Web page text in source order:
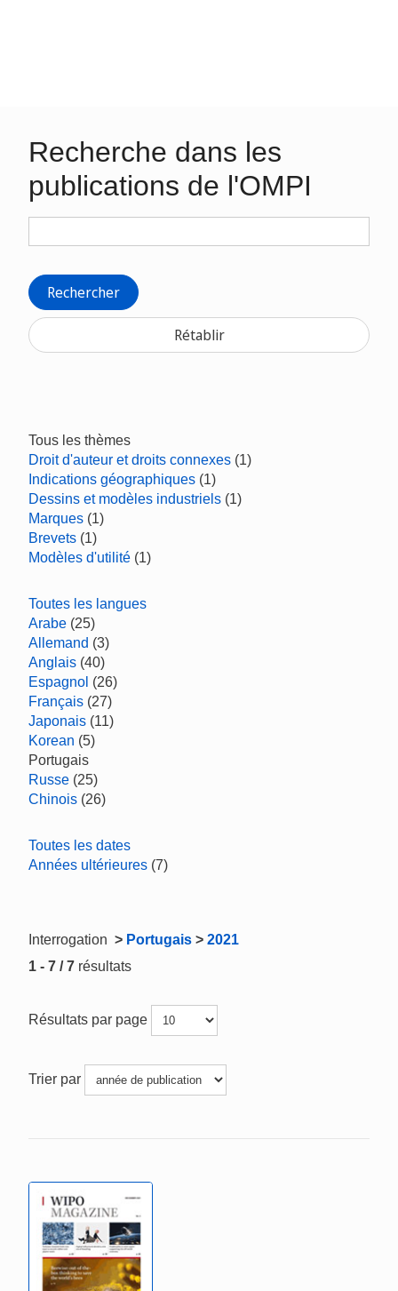
Recherche dans les
publications de l'OMPI
Rechercher
Rétablir
Tous les thèmes
Droit d'auteur et droits connexes (1)
Indications géographiques (1)
Dessins et modèles industriels (1)
Marques (1)
Brevets (1)
Modèles d'utilité (1)
Toutes les langues
Arabe (25)
Allemand (3)
Anglais (40)
Espagnol (26)
Français (27)
Japonais (11)
Korean (5)
Portugais
Russe (25)
Chinois (26)
Toutes les dates
Années ultérieures (7)
Interrogation > Portugais > 2021
1 - 7 / 7 résultats
Résultats par page
Trier par